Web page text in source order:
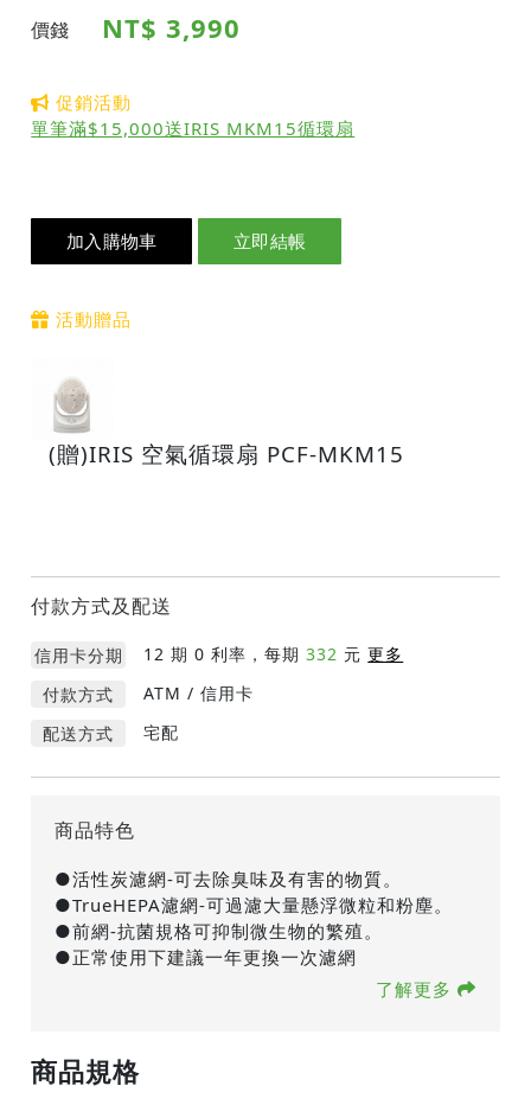
價錢 NT$ 3,990
促銷活動
單筆滿$15,000送IRIS MKM15循環扇
加入購物車 立即結帳
活動贈品
(贈)IRIS 空氣循環扇 PCF-MKM15
付款方式及配送
信用卡分期 12 期 0 利率，每期332 元更多
付款方式
ATM / 信用卡
配送方式
宅配
商品特色
●活性炭濾網-可去除臭味及有害的物質。
●TrueHEPA濾網-可過濾大量懸浮微粒和粉塵。
●前網-抗菌規格可抑制微生物的繁殖。
●正常使用下建議一年更換一次濾網
了解更多
商品規格